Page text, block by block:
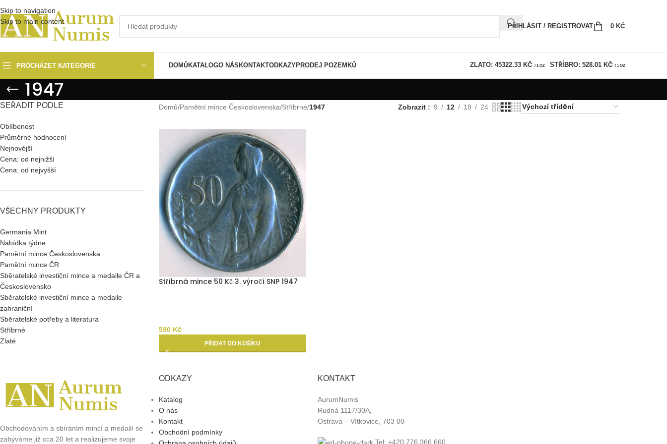
Skip to navigation
Skip to main content
PŘIHLÁSIT / REGISTROVAT 0 KČ
PROCHÁZET KATEGORIE DOMŮKATALOGO NÁS KONTAKTODKAZYPRODEJ POZEMKŮ ZLATO: 45322.33 KČ / 1 OZ STŘÍBRO: 528.01 KČ / 1 OZ
1947
SEŘADIT PODLE
Oblíbenost
Průměrné hodnocení
Nejnovější
Cena: od nejnižší
Cena: od nejvyšší
VŠECHNY PRODUKTY
Germania Mint
Nabídka týdne
Pamětní mince Československa
Pamětní mince ČR
Sběratelské investiční mince a medaile ČR a
Československo
Sběratelské investiční mince a medaile
zahraniční
Sběratelské potřeby a literatura
Stříbrné
Zlaté
Domů/Pamětní mince Československa/Stříbrné/1947 Zobrazit 9 12 18 24
Stříbrná mince 50 Kč 3. výročí SNP 1947
590 Kč
PŘIDAT DO KOŠÍKU
Obchodováním a sbíráním mincí a medailí se
zabýváme již cca 20 let a realizujeme svoje
ODKAZY
Katalog
O nás
Kontakt
Obchodní podmínky
KONTAKT
AurumNumis
Rudná 1117/30A,
Ostrava – Vítkovice, 703 00
Tel: +420 776 366 660